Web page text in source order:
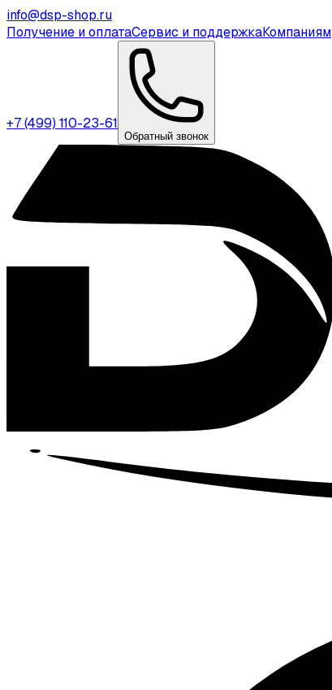
info@dsp-shop.ru
Получение и оплатаСервис и поддержкаКомпаниям
+7 (499) 110-23-61
Обратный звонок